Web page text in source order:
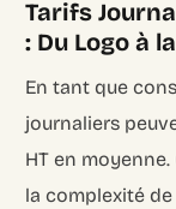
Tarifs
: Du Logo à
En tant que
journaliers
HT en
la complexité de